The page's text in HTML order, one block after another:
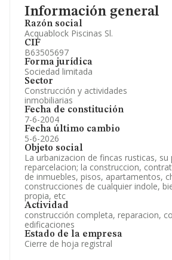
Información general
Razón social
Acquablock Piscinas Sl.
CIF
B63505697
Forma jurídica
Sociedad limitada
Sector
Construcción y actividades
inmobiliarias
Fecha de constitución
7-6-2004
Fecha último cambio
5-6-2026
Objeto social
La urbanizacion de fincas rusticas, su
reparcelacion; la construccion,
de inmuebles, pisos, apartamentos,
construcciones de cualquier indole,
propia, etc
Actividad
construcción completa, reparacion,
edificaciones
Estado de la empresa
Cierre de hoja registral
Información oficial y registral